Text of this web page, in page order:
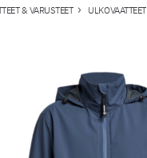
& VARUSTEET ULKOVAATTEET